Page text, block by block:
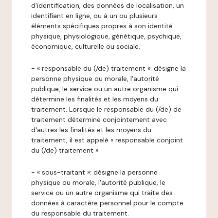
d'identification, des données de localisation, un
identifiant en ligne, ou à un ou plusieurs
éléments spécifiques propres à son identité
physique, physiologique, génétique, psychique,
économique, culturelle ou sociale.
- « responsable du (/de) traitement »: désigne la
personne physique ou morale, l'autorité
publique, le service ou un autre organisme qui
détermine les finalités et les moyens du
traitement. Lorsque le responsable du (/de) de
traitement détermine conjointement avec
d'autres les finalités et les moyens du
traitement, il est appelé « responsable conjoint
du (/de) traitement ».
- « sous-traitant »: désigne la personne
physique ou morale, l'autorité publique, le
service ou un autre organisme qui traite des
données à caractère personnel pour le compte
du responsable du traitement.